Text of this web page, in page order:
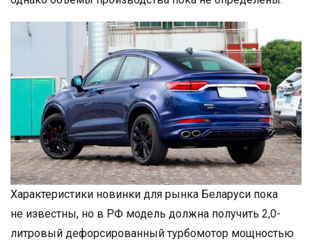
Характеристики новинки для рынка Беларуси пока
не известны, но в РФ модель должна получить 2,0-
литровый дефорсированный турбомотор мощностью